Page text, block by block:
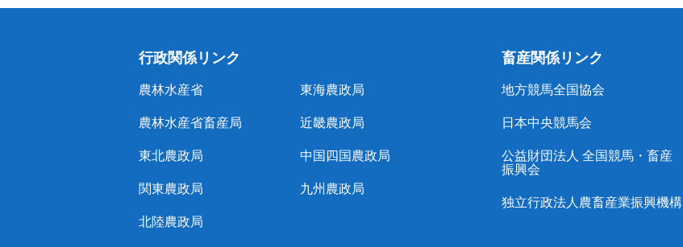
行政関係リンク
農林水産省
農林水産省畜産局
東北農政局
関東農政局
北陸農政局
東海農政局
近畿農政局
中国四国農政局
九州農政局
畜産関係リンク
地方競馬全国協会
日本中央競馬会
公益財団法人 全国競馬・畜産
振興会
独立行政法人農畜産業振興機構